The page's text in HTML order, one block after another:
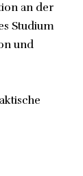
an der
Studium
und